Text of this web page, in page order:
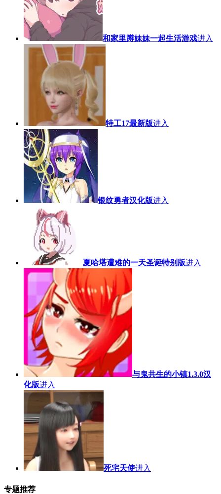
和家里蹲妹妹一起生活游戏进入
特工17最新版进入
银纹勇者汉化版进入
夏哈塔遭难的一天圣诞特别版进入
与鬼共生的小镇1.3.0汉
化版进入
死宅天使进入
专题推荐